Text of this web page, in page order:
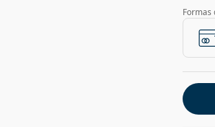
Formas